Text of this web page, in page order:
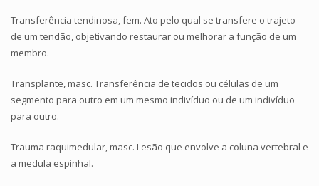
Transferência tendinosa, fem. Ato pelo qual se transfere o trajeto
de um tendão, objetivando restaurar ou melhorar a função de um
membro.
Transplante, masc. Transferência de tecidos ou células de um
segmento para outro em um mesmo indivíduo ou de um indivíduo
para outro.
Trauma raquimedular, masc. Lesão que envolve a coluna vertebral e
a medula espinhal.